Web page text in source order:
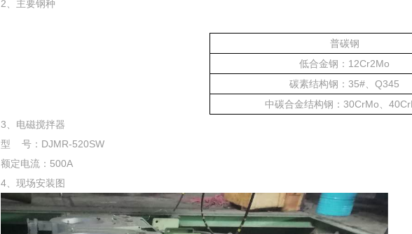
2、主要钢种
普碳钢
低合金钢：12Cr2Mo
碳素结构钢：35#、Q345
中碳合金结构钢：30CrMo、
3、电磁搅拌器
型 号：DJMR-520SW
额定电流：500A
4、现场安装图